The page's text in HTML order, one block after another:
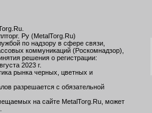
Ру (MetalTorg.Ru)
по надзору в сфере связи,
коммуникаций (Роскомнадзор),
решения о регистрации:
2023 г.
рынка черных, цветных и
разрешается с обязательной
на сайте MetalTorg.Ru, может